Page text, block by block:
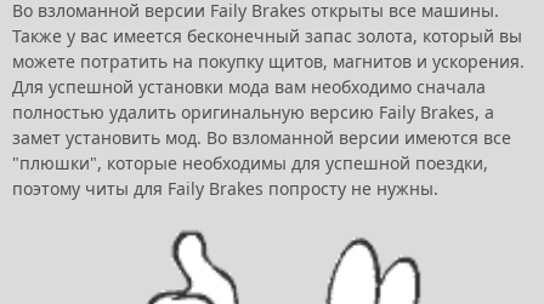
Во взломанной версии Faily Brakes открыты все машины.
Также у вас имеется бесконечный запас золота, который вы
можете потратить на покупку щитов, магнитов и ускорения.
Для успешной установки мода вам необходимо сначала
полностью удалить оригинальную версию Faily Brakes, а
замет установить мод. Во взломанной версии имеются все
"плюшки", которые необходимы для успешной поездки,
поэтому читы для Faily Brakes попросту не нужны.